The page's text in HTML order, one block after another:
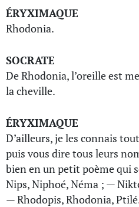
ÉRYXIMAQUE
Rhodonia.
SOCRATE
De Rhodonia, l’oreille est
la cheville.
ÉRYXIMAQUE
D’ailleurs, je les connais
puis vous dire tous leurs
bien en un petit poème qui
Nips, Niphoé, Néma ; —
— Rhodopis, Rhodonia,